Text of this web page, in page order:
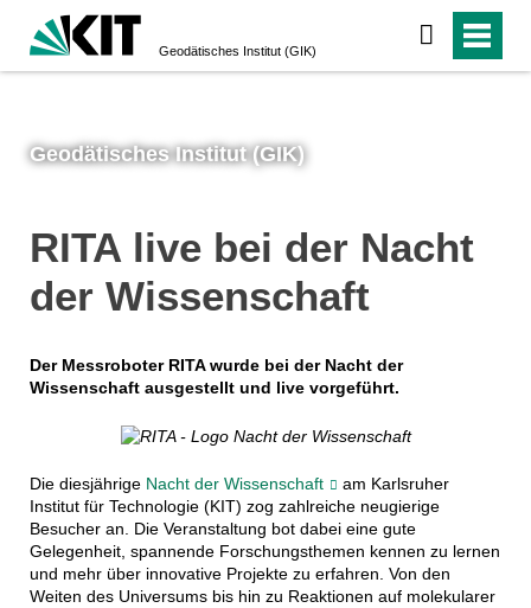
Geodätisches Institut (GIK)
Geodätisches Institut (GIK)
RITA live bei der Nacht
der Wissenschaft
Der Messroboter RITA wurde bei der Nacht der
Wissenschaft ausgestellt und live vorgeführt.
Die diesjährige Nacht der Wissenschaft
am Karlsruher
Institut für Technologie (KIT) zog zahlreiche neugierige
Besucher an. Die Veranstaltung bot dabei eine gute
Gelegenheit, spannende Forschungsthemen kennen zu lernen
und mehr über innovative Projekte zu erfahren. Von den
Weiten des Universums bis hin zu Reaktionen auf molekularer